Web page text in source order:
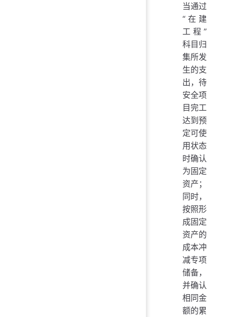
当通过
“在建
工程”
科目归
集所发
生的支
出，待
安全项
目完工
达到预
定可使
用状态
时确认
为固定
资产；
同时，
按照形
成固定
资产的
成本冲
减专项
储备，
并确认
相同金
额的累